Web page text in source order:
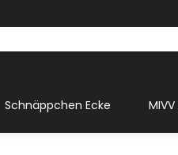
Schnäppchen Ecke